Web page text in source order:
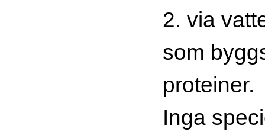
2. via
som
proteiner.
Inga